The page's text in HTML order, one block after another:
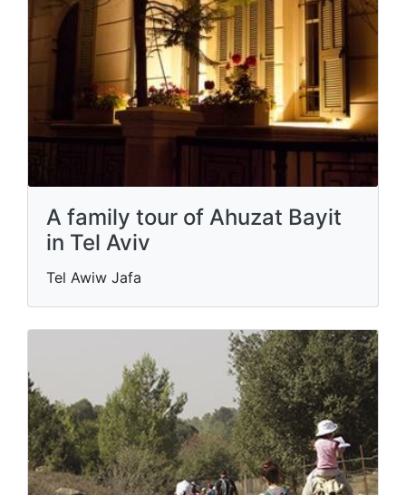
A family tour of Ahuzat Bayit
in Tel Aviv
Tel Awiw Jafa